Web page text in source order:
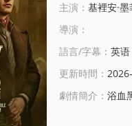
主演： 基裡安·墨菲,麗貝卡·弗格森
導演：
語言/字幕： 英语
更新時間：
劇情簡介： 浴血黑幫：